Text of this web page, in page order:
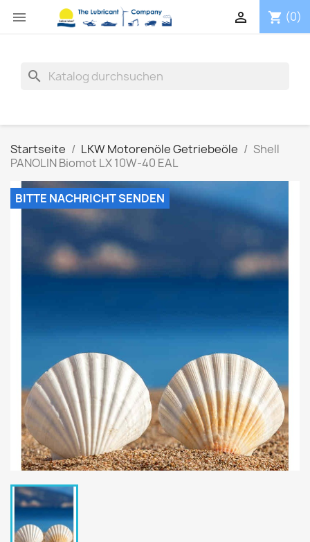
 shopping_cart (0)

search
Startseite LKW Motorenöle Getriebeöle
Shell
PANOLIN Biomot LX 10W-40 EAL
BITTE NACHRICHT SENDEN